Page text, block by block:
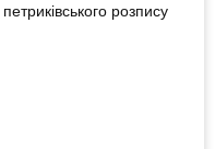
розпису